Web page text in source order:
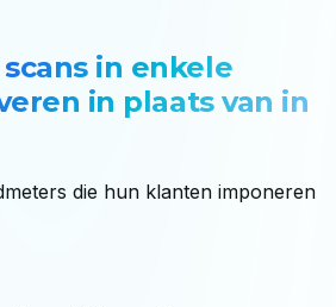
in enkele
in plaats van in
die hun klanten imponeren